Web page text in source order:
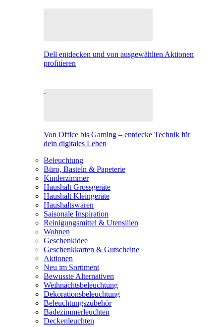
Dell entdecken und von ausgewählten Aktionen
profitieren
Von Office bis Gaming – entdecke Technik für
dein digitales Leben
Beleuchtung
Büro, Basteln & Papeterie
Kinderzimmer
Haushalt Grossgeräte
Haushalt Kleingeräte
Haushaltswaren
Saisonale Inspiration
Reinigungsmittel & Utensilien
Wohnen
Geschenkidee
Geschenkkarten & Gutscheine
Aktionen
Neu im Sortiment
Bewusste Alternativen
Weihnachtsbeleuchtung
Dekorationsbeleuchtung
Beleuchtungszubehör
Badezimmerleuchten
Deckenleuchten